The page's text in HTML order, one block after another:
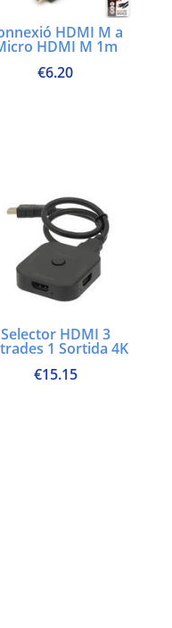
HDMI M a
HDMI M 1m
€6.20
Selector HDMI 3
1 Sortida 4K
€15.15